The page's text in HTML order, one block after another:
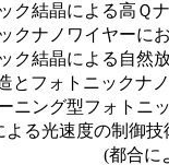
ク結晶による高Ｑ
クナノワイヤーに
ク結晶による自然
とフォトニックナ
ニング型フォトニ
る光速度の制御技
(都合に